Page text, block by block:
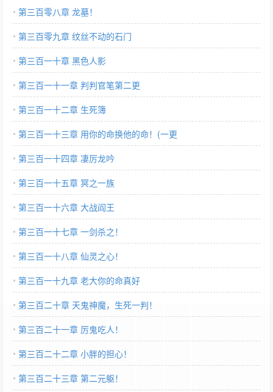
第三百零八章 龙墓！
第三百零九章 纹丝不动的石门
第三百一十章 黑色人影
第三百一十一章 判判官笔第二更
第三百一十二章 生死簿
第三百一十三章 用你的命换他的命！(一更
第三百一十四章 凄厉龙吟
第三百一十五章 冥之一族
第三百一十六章 大战阎王
第三百一十七章 一剑杀之！
第三百一十八章 仙灵之心！
第三百一十九章 老大你的命真好
第三百二十章 天鬼神魔，生死一判！
第三百二十一章 厉鬼吃人！
第三百二十二章 小胖的担心！
第三百二十三章 第二元躯！